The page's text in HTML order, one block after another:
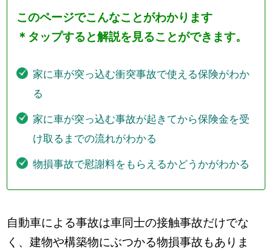
このページでこんなことがわかります
＊タップすると解説を見ることができます。
家に車が突っ込む衝突事故で使える保険がわか
る
家に車が突っ込む事故が起きてから保険金を受
け取るまでの流れがわかる
物損事故で慰謝料をもらえるかどうかがわかる
自動車による事故は車同士の接触事故だけでな
く、建物や構築物にぶつかる物損事故もありま